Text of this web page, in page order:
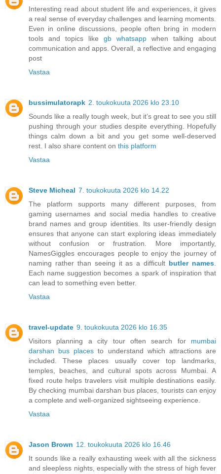
Interesting read about student life and experiences, it gives
a real sense of everyday challenges and learning moments.
Even in online discussions, people often bring in modern
tools and topics like gb whatsapp when talking about
communication and apps. Overall, a reflective and engaging
post
Vastaa
bussimulatorapk 2. toukokuuta 2026 klo 23.10
Sounds like a really tough week, but it’s great to see you still
pushing through your studies despite everything. Hopefully
things calm down a bit and you get some well-deserved
rest. I also share content on this platform
Vastaa
Steve Micheal 7. toukokuuta 2026 klo 14.22
The platform supports many different purposes, from
gaming usernames and social media handles to creative
brand names and group identities. Its user-friendly design
ensures that anyone can start exploring ideas immediately
without confusion or frustration. More importantly,
NamesGiggles encourages people to enjoy the journey of
naming rather than seeing it as a difficult butler names.
Each name suggestion becomes a spark of inspiration that
can lead to something even better.
Vastaa
travel-update 9. toukokuuta 2026 klo 16.35
Visitors planning a city tour often search for mumbai
darshan bus placesto understand which attractions are
included. These places usually cover top landmarks,
temples, beaches, and cultural spots across Mumbai. A
fixed route helps travelers visit multiple destinations easily.
By checking mumbai darshan bus places, tourists can enjoy
a complete and well-organized sightseeing experience.
Vastaa
Jason Brown 12. toukokuuta 2026 klo 16.46
It sounds like a really exhausting week with all the sickness
and sleepless nights, especially with the stress of high fever